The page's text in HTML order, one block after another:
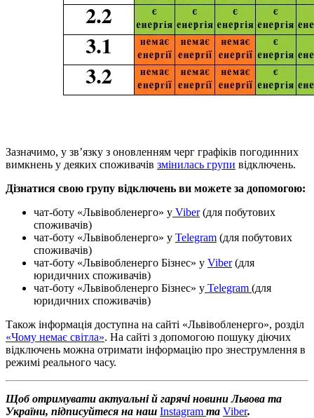
Зазначимо, у зв’язку з оновленням черг графіків погодинних
вимкнень у деяких споживачів змінилась групи відключень.
Дізнатися свою групу відключень ви можете за допомогою:
чат-боту «Львівобленерго» у Viber(для побутових
споживачів)
чат-боту «Львівобленерго» у Telegram (для побутових
споживачів)
чат-боту «Львівобленерго Бізнес» у Viber(для
юридичних споживачів)
чат-боту «Львівобленерго Бізнес» у Telegram (для
юридичних споживачів)
Також інформація доступна на сайті «Львівобленерго», розділ
«Чому немає світла». На сайті з допомогою пошуку діючих
відключень можна отримати інформацію про знеструмлення в
режимі реального часу.
Щоб отримувати актуальні й гарячі новини Львова та
України, підписуйтеся на наш Instagram та Viber.